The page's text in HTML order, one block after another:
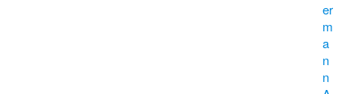
er
m
a
n
n